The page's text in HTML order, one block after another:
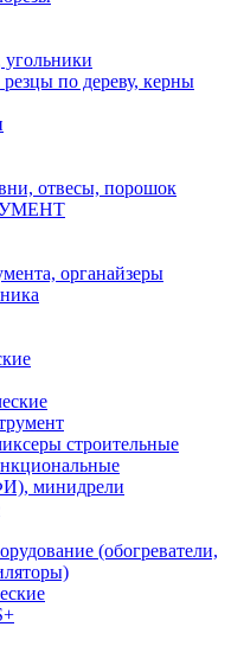
угольники
по дереву, керны
отвесы, порошок
органайзеры
строительные
минидрели
(обогреватели,